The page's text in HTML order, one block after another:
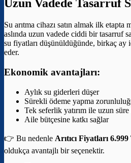
Uzun Vadede Tasarruf
Su arıtma cihazı satın almak ilk etapta
aslında uzun vadede ciddi bir tasarruf
su fiyatları düşünüldüğünde, birkaç ay
eder.
Ekonomik avantajları:
Aylık su giderleri düşer
Sürekli ödeme yapma
Tek seferlik yatırım ile uzun süre
Aile bütçesine katkı sağlar
👉 Bu nedenle Arıtıcı Fiyatları
oldukça avantajlı bir seçenektir.